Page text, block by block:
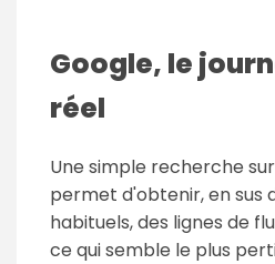
Google, le
réel
Une simple recherche
permet d'obtenir, en sus
habituels, des lignes de
ce qui semble le plus